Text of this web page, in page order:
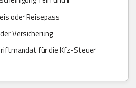
oder Reisepass
Versicherung
für die Kfz-Steuer